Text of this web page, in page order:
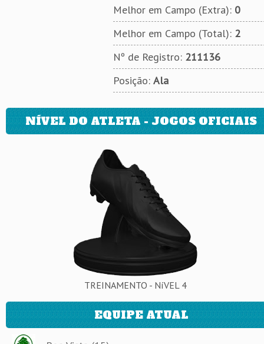
Melhor em Campo (Extra): 0
Melhor em Campo (Total): 2
Nº de Registro: 211136
Posição: Ala
NÍVEL DO ATLETA - JOGOS OFICIAIS
TREINAMENTO - NíVEL 4
EQUIPE ATUAL